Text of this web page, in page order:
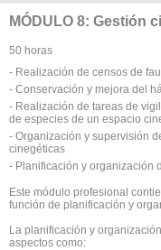
MÓDULO 8: Gestión
50 horas
- Realización de censos de
- Conservación y mejora del
- Realización de tareas de
de especies de un espacio
- Organización y supervisión
cinegéticas
- Planificación y organización
Este módulo profesional
función de planificación y
La planificación y
aspectos como: